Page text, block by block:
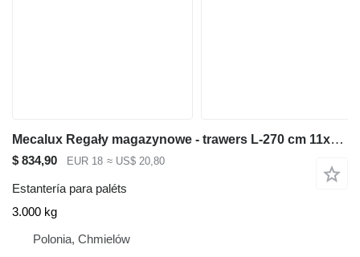
Mecalux Regały magazynowe - trawers L-270 cm 11x5 cm używany
$ 834,90 EUR 18 ≈ US$ 20,80
Estantería para paléts
3.000 kg
Polonia, Chmielów